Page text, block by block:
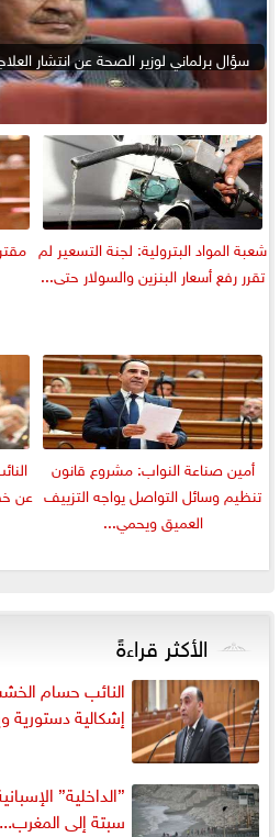
سؤال برلماني لوزير الصحة عن انتشار
شعبة المواد البترولية: لجنة التسعير لم
تقرر رفع أسعار البنزين والسولار حتى...
أمين صناعة النواب: مشروع قانون
تنظيم وسائل التواصل يواجه التزييف
العميق ويحمي...
عن
الأكثر قراءةً
النائب حسام
إشكالية
سبتة إلى